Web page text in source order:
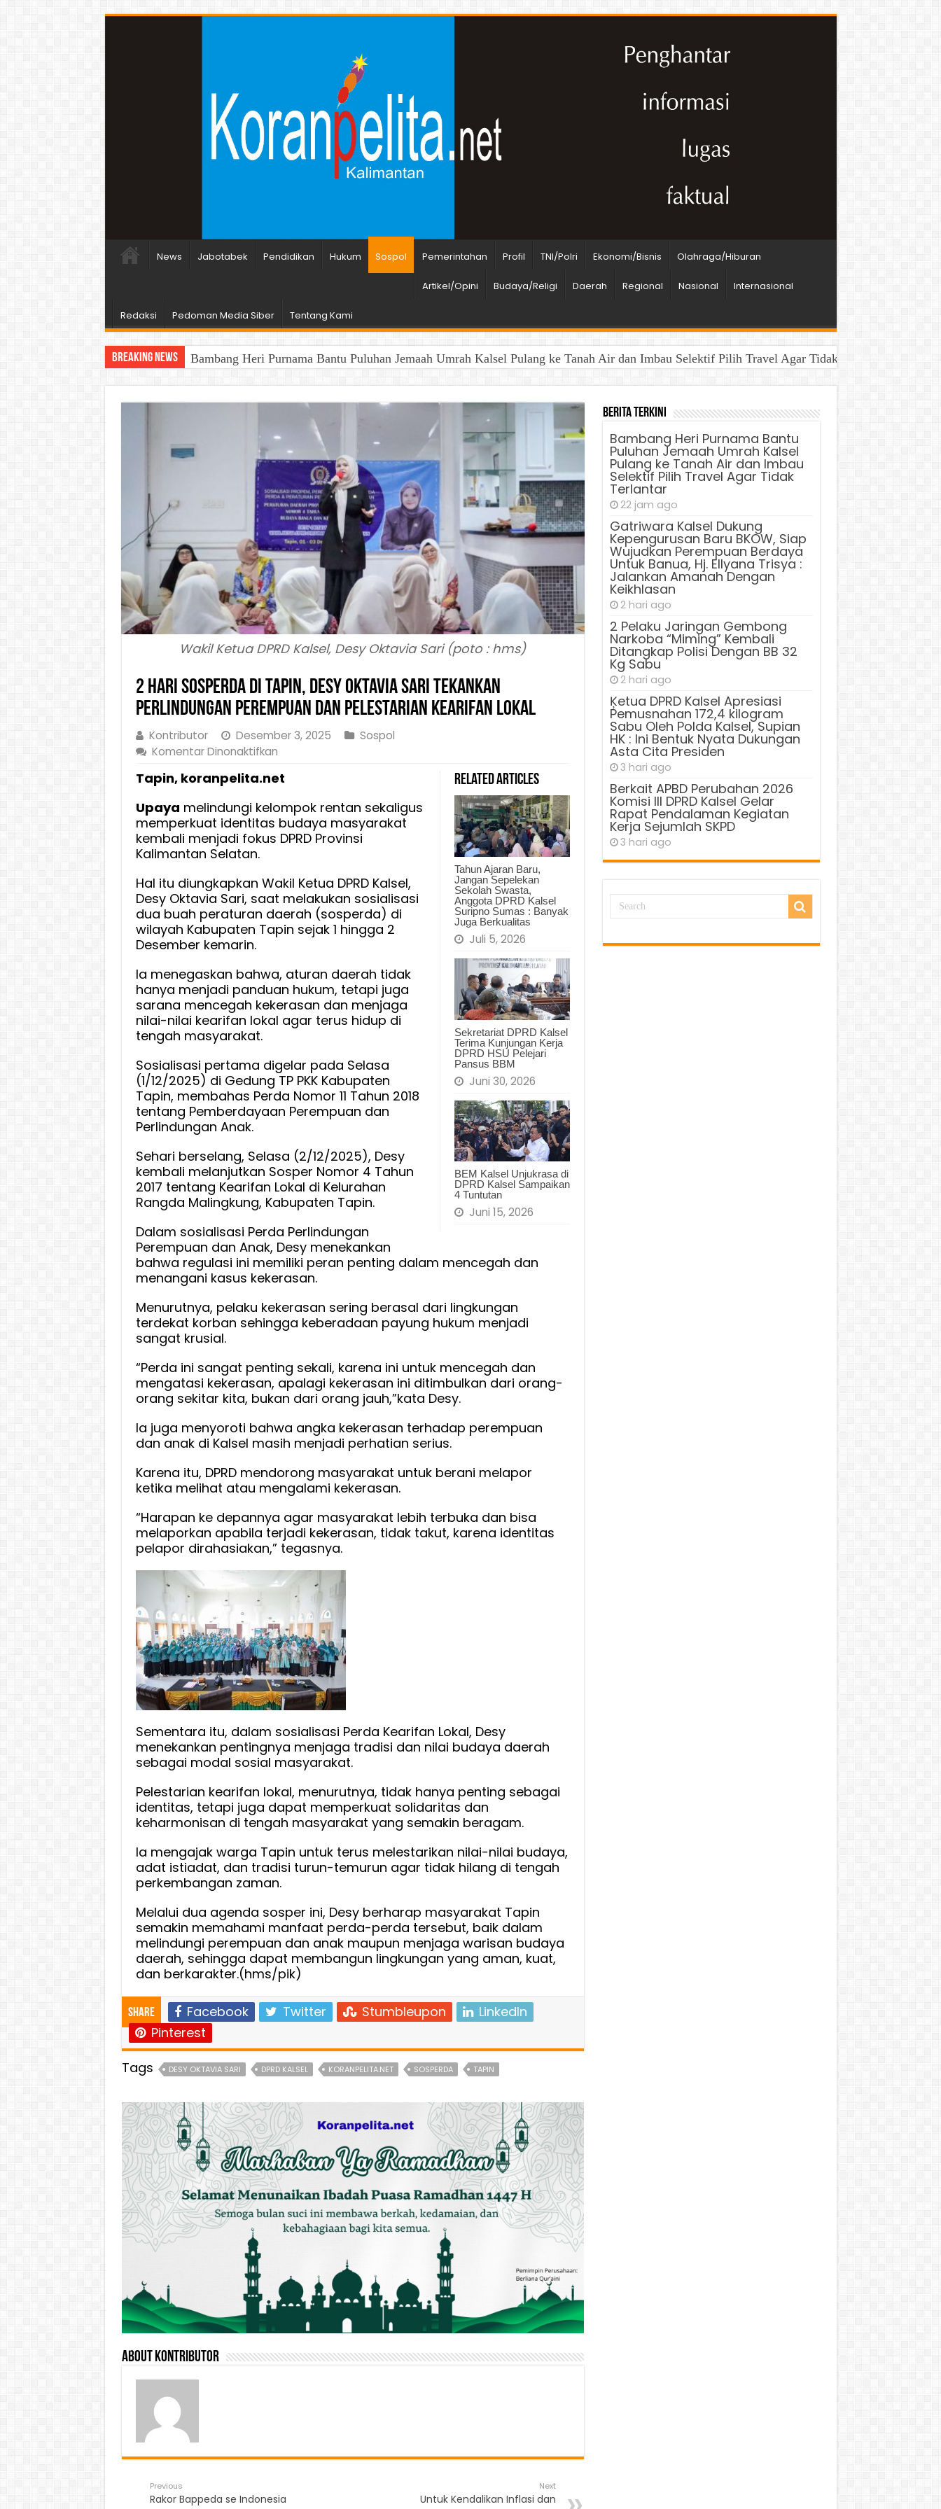
News Jabotabek Pendidikan Hukum Sospol Pemerintahan Profil TNI/Polri Ekonomi/Bisnis Olahraga/Hiburan
Artikel/Opini Budaya/Religi Daerah Regional Nasional Internasional
Redaksi Pedoman Media Siber Tentang Kami
Breaking News Bambang Heri Purnama Bantu Puluhan Jemaah Umrah Kalsel Pulang ke Tanah Air dan Imbau Selektif Pilih Travel Agar Tidak Terlantar
Wakil Ketua DPRD Kalsel, Desy Oktavia Sari (poto : hms)
2 Hari Sosperda di Tapin, Desy Oktavia Sari Tekankan
Perlindungan Perempuan dan Pelestarian Kearifan Lokal
Kontributor Desember 3, 2025
Sospol
Komentar Dinonaktifkanpada
Hari
di
Tapin,
Desy
Sari
Tekankan
Perlindungan
Perempuan
Kearifan
Lokal
Related Articles
Tahun Ajaran Baru,
Jangan Sepelekan
Sekolah Swasta,
Anggota DPRD Kalsel
Suripno Sumas : Banyak
Juga Berkualitas
Juli 5, 2026
Sekretariat DPRD Kalsel
Terima Kunjungan Kerja
DPRD HSU Pelejari
Pansus BBM
Juni 30, 2026
BEM Kalsel Unjukrasa di
DPRD Kalsel Sampaikan
4 Tuntutan
Juni 15, 2026
Tapin, koranpelita.net
Upaya melindungi kelompok rentan sekaligus
memperkuat identitas budaya masyarakat
kembali menjadi fokus DPRD Provinsi
Kalimantan Selatan.
Hal itu diungkapkan Wakil Ketua DPRD Kalsel,
Desy Oktavia Sari, saat melakukan sosialisasi
dua buah peraturan daerah (sosperda) di
wilayah Kabupaten Tapin sejak 1 hingga 2
Desember kemarin.
Ia menegaskan bahwa, aturan daerah tidak
hanya menjadi panduan hukum, tetapi juga
sarana mencegah kekerasan dan menjaga
nilai-nilai kearifan lokal agar terus hidup di
tengah masyarakat.
Sosialisasi pertama digelar pada Selasa
(1/12/2025) di Gedung TP PKK Kabupaten
Tapin, membahas Perda Nomor 11 Tahun 2018
tentang Pemberdayaan Perempuan dan
Perlindungan Anak.
Sehari berselang, Selasa (2/12/2025), Desy
kembali melanjutkan Sosper Nomor 4 Tahun
2017 tentang Kearifan Lokal di Kelurahan
Rangda Malingkung, Kabupaten Tapin.
Dalam sosialisasi Perda Perlindungan
Perempuan dan Anak, Desy menekankan
bahwa regulasi ini memiliki peran penting dalam mencegah dan
menangani kasus kekerasan.
Menurutnya, pelaku kekerasan sering berasal dari lingkungan
terdekat korban sehingga keberadaan payung hukum menjadi
sangat krusial.
“Perda ini sangat penting sekali, karena ini untuk mencegah dan
mengatasi kekerasan, apalagi kekerasan ini ditimbulkan dari orang-
orang sekitar kita, bukan dari orang jauh,”kata Desy.
Ia juga menyoroti bahwa angka kekerasan terhadap perempuan
dan anak di Kalsel masih menjadi perhatian serius.
Karena itu, DPRD mendorong masyarakat untuk berani melapor
ketika melihat atau mengalami kekerasan.
“Harapan ke depannya agar masyarakat lebih terbuka dan bisa
melaporkan apabila terjadi kekerasan, tidak takut, karena identitas
pelapor dirahasiakan,” tegasnya.
Sementara itu, dalam sosialisasi Perda Kearifan Lokal, Desy
menekankan pentingnya menjaga tradisi dan nilai budaya daerah
sebagai modal sosial masyarakat.
Pelestarian kearifan lokal, menurutnya, tidak hanya penting sebagai
identitas, tetapi juga dapat memperkuat solidaritas dan
keharmonisan di tengah masyarakat yang semakin beragam.
Ia mengajak warga Tapin untuk terus melestarikan nilai-nilai budaya,
adat istiadat, dan tradisi turun-temurun agar tidak hilang di tengah
perkembangan zaman.
Melalui dua agenda sosper ini, Desy berharap masyarakat Tapin
semakin memahami manfaat perda-perda tersebut, baik dalam
melindungi perempuan dan anak maupun menjaga warisan budaya
daerah, sehingga dapat membangun lingkungan yang aman, kuat,
dan berkarakter.(hms/pik)
Share Facebook Twitter Stumbleupon
LinkedIn
Pinterest
Tags
DESY OKTAVIA SARI DPRD KALSEL KORANPELITA.NET SOSPERDA TAPIN
About Kontributor
Previous
Rakor Bappeda se Indonesia
Next
Untuk Kendalikan Inflasi dan
Berita Terkini
Bambang Heri Purnama Bantu
Puluhan Jemaah Umrah Kalsel
Pulang ke Tanah Air dan Imbau
Selektif Pilih Travel Agar Tidak
Terlantar
22 jam ago
Gatriwara Kalsel Dukung
Kepengurusan Baru BKOW, Siap
Wujudkan Perempuan Berdaya
Untuk Banua, Hj. Ellyana Trisya :
Jalankan Amanah Dengan
Keikhlasan
2 hari ago
2 Pelaku Jaringan Gembong
Narkoba “Miming” Kembali
Ditangkap Polisi Dengan BB 32
Kg Sabu
2 hari ago
Ķetua DPRD Kalsel Apresiasi
Pemusnahan 172,4 kilogram
Sabu Oleh Polda Kalsel, Supian
HK : Ini Bentuk Nyata Dukungan
Asta Cita Presiden
3 hari ago
Berkait APBD Perubahan 2026
Komisi III DPRD Kalsel Gelar
Rapat Pendalaman Kegiatan
Kerja Sejumlah SKPD
3 hari ago